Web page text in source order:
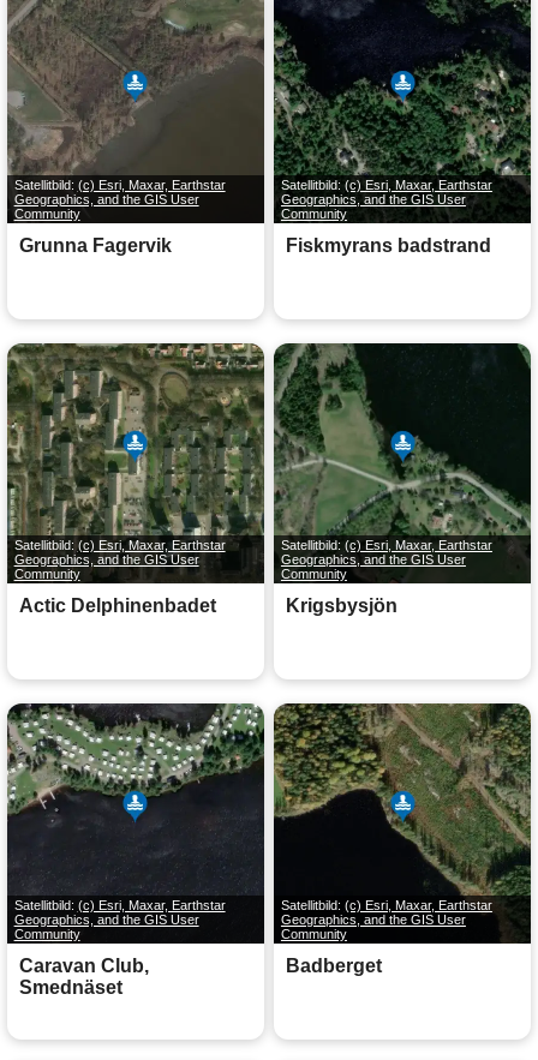
Satellitbild: (c) Esri, Maxar, Earthstar
Geographics, and the GIS User
Community
Grunna Fagervik
Satellitbild: (c) Esri, Maxar, Earthstar
Geographics, and the GIS User
Community
Fiskmyrans badstrand
Satellitbild: (c) Esri, Maxar, Earthstar
Geographics, and the GIS User
Community
Actic Delphinenbadet
Satellitbild: (c) Esri, Maxar, Earthstar
Geographics, and the GIS User
Community
Krigsbysjön
Satellitbild: (c) Esri, Maxar, Earthstar
Geographics, and the GIS User
Community
Caravan Club,
Smednäset
Satellitbild: (c) Esri, Maxar, Earthstar
Geographics, and the GIS User
Community
Badberget